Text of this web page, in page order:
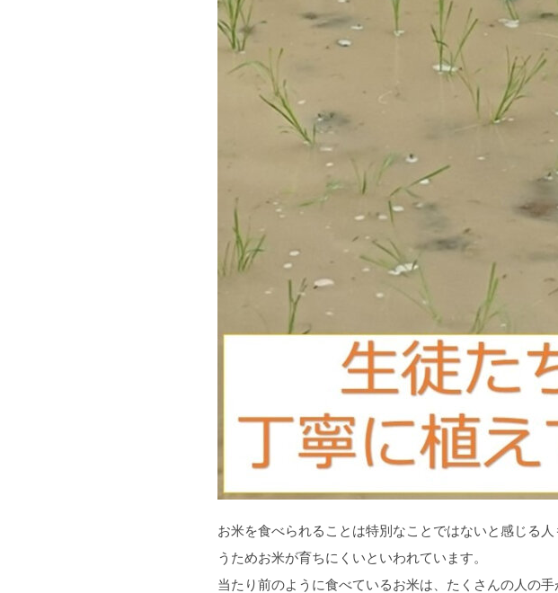
お米を食べられることは特別なことではないと感じる
うためお米が育ちにくいといわれています。
当たり前のように食べているお米は、たくさんの人の